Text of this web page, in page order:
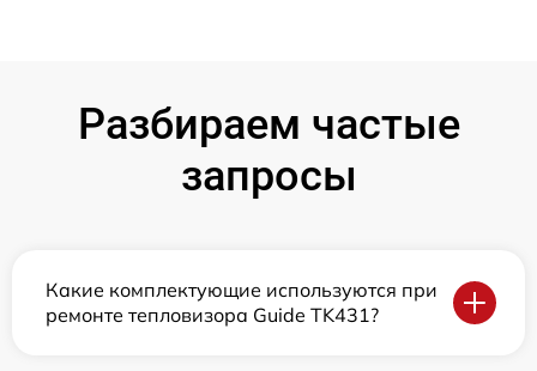
Разбираем частые
запросы
Какие комплектующие используются при
ремонте тепловизора Guide TK431?